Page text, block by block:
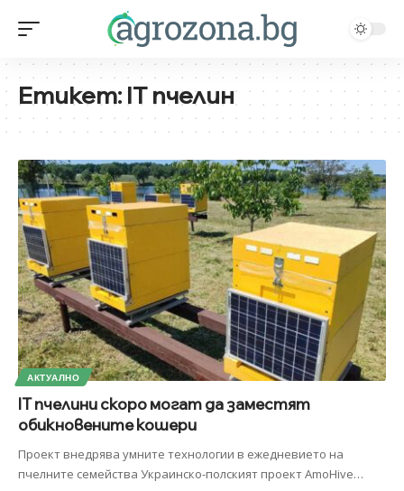
Етикет:IT пчелин
АКТУАЛНО
IT пчелини скоро могат да заместят
обикновените кошери
Проект внедрява умните технологии в ежедневието на
пчелните семейства Украинско-полският проект AmoHive…